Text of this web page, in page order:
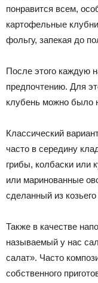
понравится всем,
картофельные
фольгу, запекая до
После этого каждую
предпочтению. Для
клубень можно было
Классический
часто в середину
грибы, колбаски или
или маринованные
сделанный из
Также в качестве
называемый у нас
салат». Часто
собственного